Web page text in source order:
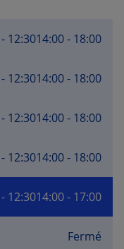
12:3014:00 - 18:00
12:3014:00 - 18:00
12:3014:00 - 18:00
12:3014:00 - 18:00
12:3014:00 - 17:00
Fermé